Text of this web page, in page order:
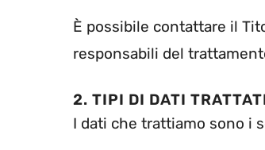
È possibile contattare il
responsabili del
2. TIPI DI DATI
I dati che trattiamo sono i